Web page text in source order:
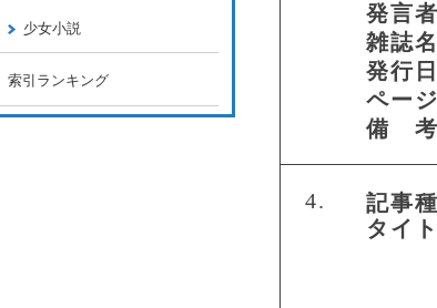
発言者
雑誌名
発行日
ページ
備 考
4.
記事
タイ
少女小説
索引ランキング